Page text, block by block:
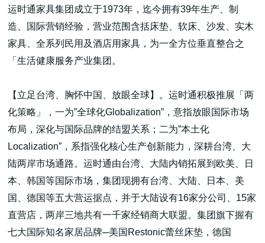
高端网站建设
广告大片形式做开发
运时通家具集团成立于1973年，迄今拥有39年生产、制
造、国际营销经验，营业范围含括床垫、软床、沙发、实木
家具、全系列民用及酒店用家具，为一全方位垂直整合之
「生活健康服务产业集团。
【立足台湾、胸怀中国、放眼全球】。运时通积极推展「两
化策略」，一为”全球化Globalization”，意指放眼国际市场
布局，深化与国际品牌的结盟关系；二为”本土化
Localization”，系指强化核心生产创新能力，深耕台湾、大
陆两岸市场通路。运时通由台湾、大陆内销拓展到欧美、日
本、韩国等国际市场，集团现拥有台湾、大陆、日本、美
国、德国等五大营运据点，并于大陆设有16家分公司、15家
直营店，两岸三地共有一千家经销商大联盟。集团旗下握有
七大国际知名家居品牌─美国Restonic蕾丝床垫，德国